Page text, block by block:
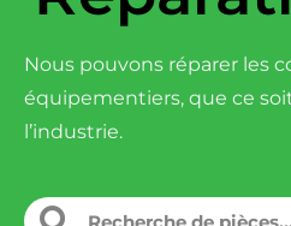
Nous pouvons réparer les
équipementiers, que ce
l’industrie.